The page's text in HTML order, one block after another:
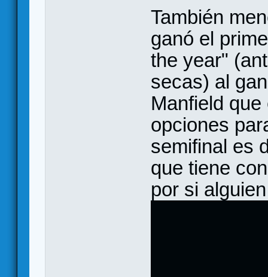
También
ganó el
the year"
secas) al
Manfield
opciones
semifinal es
que tiene
por si